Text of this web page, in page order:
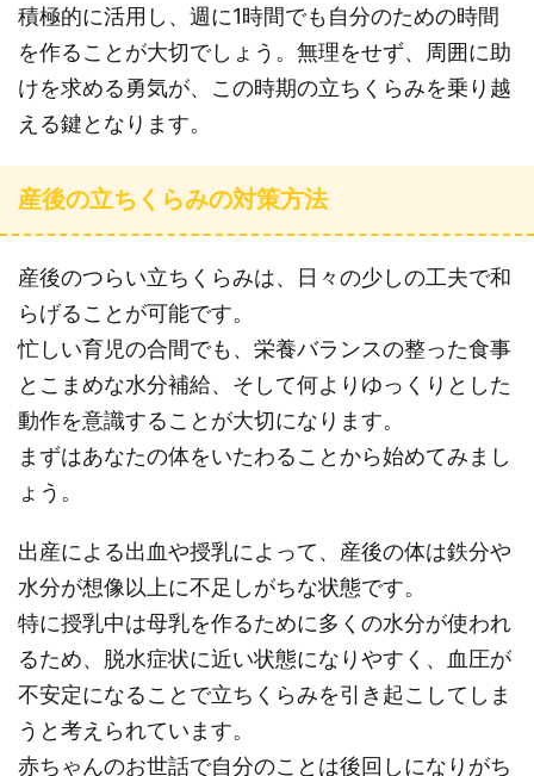
積極的に活用し、週に1時間でも自分のための時間
を作ることが大切でしょう。無理をせず、周囲に助
けを求める勇気が、この時期の立ちくらみを乗り越
える鍵となります。
産後の立ちくらみの対策方法
産後のつらい立ちくらみは、日々の少しの工夫で和
らげることが可能です。
忙しい育児の合間でも、栄養バランスの整った食事
とこまめな水分補給、そして何よりゆっくりとした
動作を意識することが大切になります。
まずはあなたの体をいたわることから始めてみまし
ょう。
出産による出血や授乳によって、産後の体は鉄分や
水分が想像以上に不足しがちな状態です。
特に授乳中は母乳を作るために多くの水分が使われ
るため、脱水症状に近い状態になりやすく、血圧が
不安定になることで立ちくらみを引き起こしてしま
うと考えられています。
赤ちゃんのお世話で自分のことは後回しになりがち